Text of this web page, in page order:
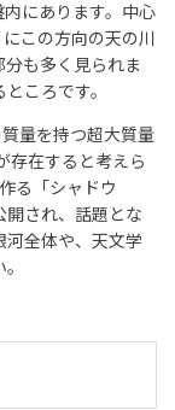
にあります。中心
この方向の天の川
も多く見られま
ころです。
量を持つ超大質量
存在すると考えら
る「シャドウ
開され、話題とな
河全体や、天文学